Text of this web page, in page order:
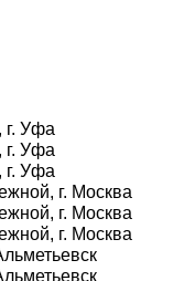
г. Уфа
г. Уфа
г. Уфа
г. Москва
г. Москва
г. Москва